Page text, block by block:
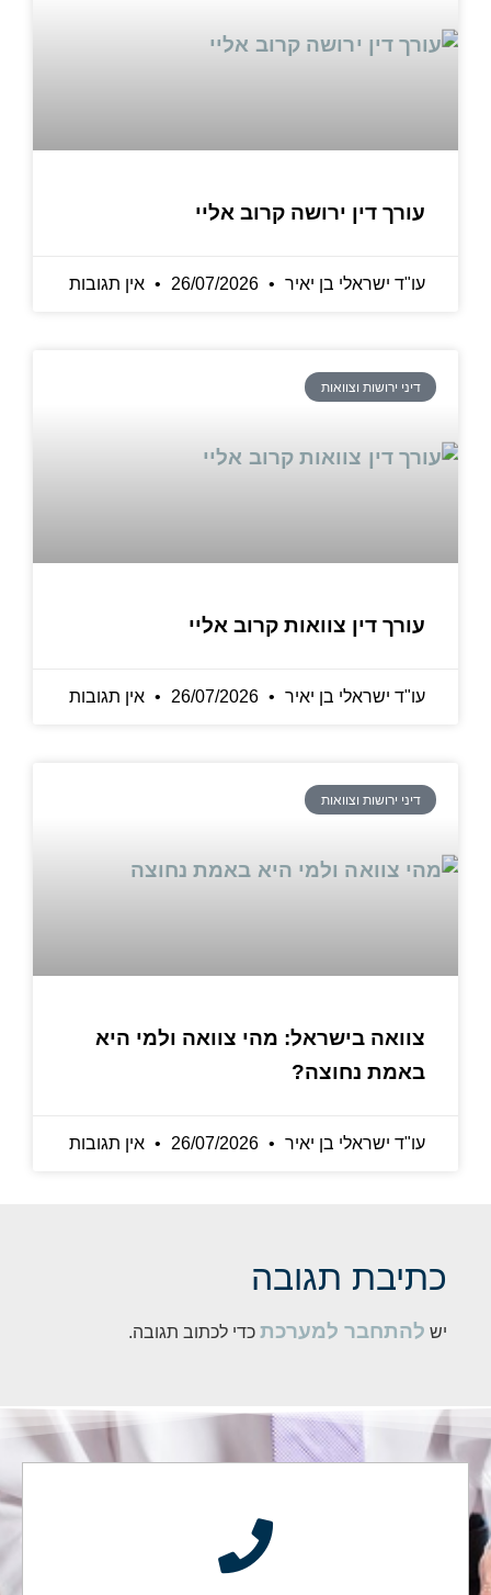
עורך דין ירושה קרוב אליי
עו"ד ישראלי בן יאיר 26/07/2026 אין תגובות
דיני ירושות וצוואות
עורך דין צוואות קרוב אליי
עו"ד ישראלי בן יאיר 26/07/2026 אין תגובות
דיני ירושות וצוואות
צוואה בישראל: מהי צוואה ולמי היא
באמת נחוצה?
עו"ד ישראלי בן יאיר 26/07/2026 אין תגובות
תגובה
להתחבר למערכתכדי לכתוב תגובה.